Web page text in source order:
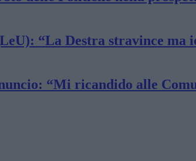
“La Destra stravince ma
“Mi ricandido alle